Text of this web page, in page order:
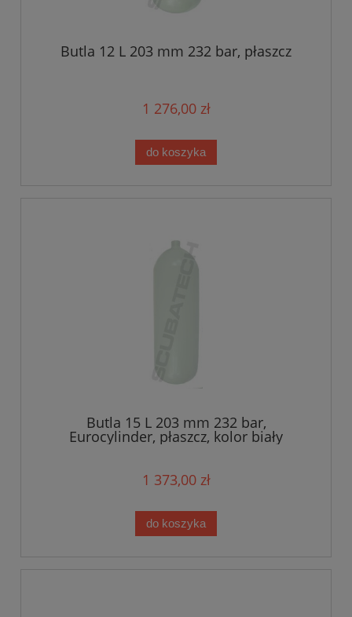
Butla 12 L 203 mm 232 bar, płaszcz
1 276,00 zł
do koszyka
Butla 15 L 203 mm 232 bar,
Eurocylinder, płaszcz, kolor biały
1 373,00 zł
do koszyka